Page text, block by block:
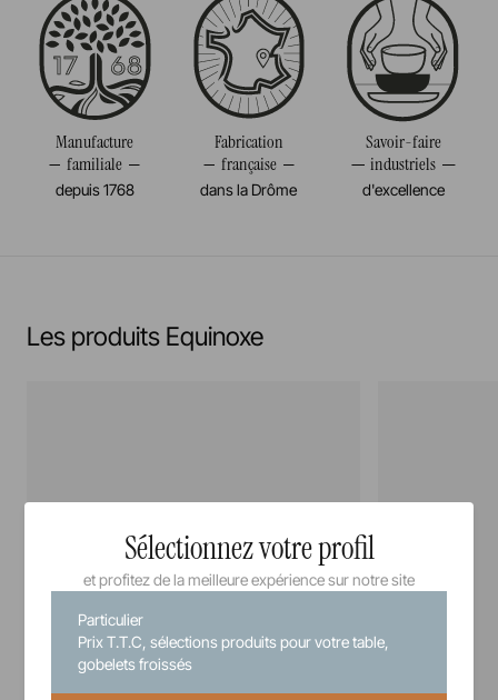
Passe au micro-onde
Résiste au congélateur et aux chocs thermiques
(-20°c)
Pas de cuisson à la flamme, ni gaz, ni électrique
Diamètre 19CM
Volume 73CL
Poids 0,552KG
Manufacture
familiale
depuis 1768
Fabrication
française
dans la Drôme
Savoir-faire
industriels
d'excellence
Les produits Equinoxe
Sélectionnez votre profil
et profitez de la meilleure expérience sur notre site
Particulier
Prix T.T.C, sélections produits pour votre table,
gobelets froissés